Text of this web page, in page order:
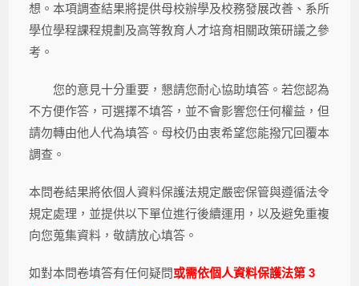
想。本項調查結果將提供母校辦學及校務發展改善、系所
學位學程課程規劃及高等教育人才培育相關政策研議之參
考。
您的意見十分重要，懇請您耐心協助填答。若您認為
不方便作答，可選擇不填答，並不會影響您任何權益，但
請勿轉由他人代為填答。母校仍由衷希望您能撥冗回覆本
調查。
本問卷結果將依個人資料保護法規定嚴密保管與遵循法令
規定處理，並提供以下單位進行後續運用，以及避免重複
向您蒐集資料，敬請放心填答。
如對本問卷填答有任何疑問或需依個人資料保護法第 3